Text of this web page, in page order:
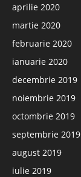
aprilie 2020
martie 2020
februarie 2020
ianuarie 2020
decembrie 2019
noiembrie 2019
octombrie 2019
septembrie 2019
august 2019
iulie 2019